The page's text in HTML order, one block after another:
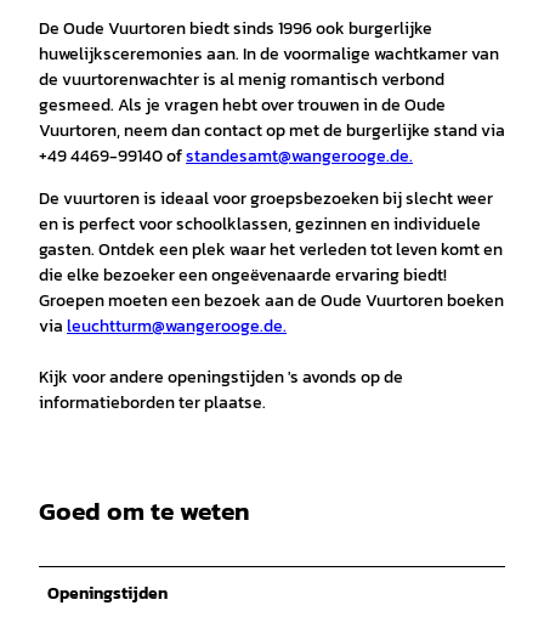
De Oude Vuurtoren biedt sinds 1996 ook burgerlijke
huwelijksceremonies aan. In de voormalige wachtkamer van
de vuurtorenwachter is al menig romantisch verbond
gesmeed. Als je vragen hebt over trouwen in de Oude
Vuurtoren, neem dan contact op met de burgerlijke stand via
+49 4469-99140 ofstandesamt@wangerooge.de.
De vuurtoren is ideaal voor groepsbezoeken bij slecht weer
en is perfect voor schoolklassen, gezinnen en individuele
gasten. Ontdek een plek waar het verleden tot leven komt en
die elke bezoeker een ongeëvenaarde ervaring biedt!
Groepen moeten een bezoek aan de Oude Vuurtoren boeken
vialeuchtturm@wangerooge.de.
Kijk voor andere openingstijden 's avonds op de
informatieborden ter plaatse.
Goed om te weten
Openingstijden